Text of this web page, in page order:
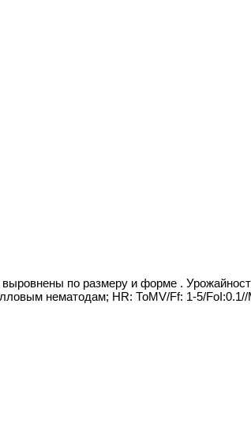
по размеру и форме .
нематодам; НR: ТоМV/Ff: 1-5/